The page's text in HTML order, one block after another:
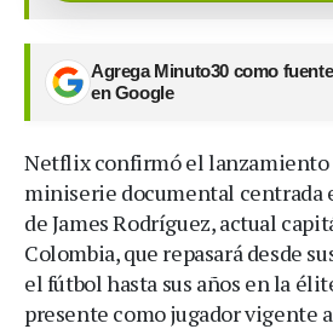
Agrega Minuto30 como
en Google
Netflix confirmó el lanzamiento
miniserie documental centrada
de James Rodríguez, actual
Colombia, que repasará desde
el fútbol hasta sus años en la
presente como jugador vigente